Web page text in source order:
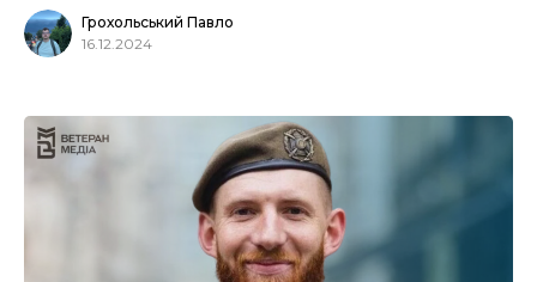
Грохольський Павло
16.12.2024